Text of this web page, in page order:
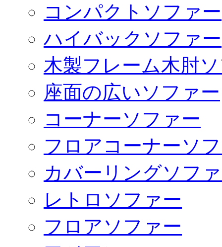
コンパクトソファー
ハイバックソファー
木製フレーム木肘
座面の広いソファー
コーナーソファー
フロアコーナーソ
カバーリングソフ
レトロソファー
フロアソファー